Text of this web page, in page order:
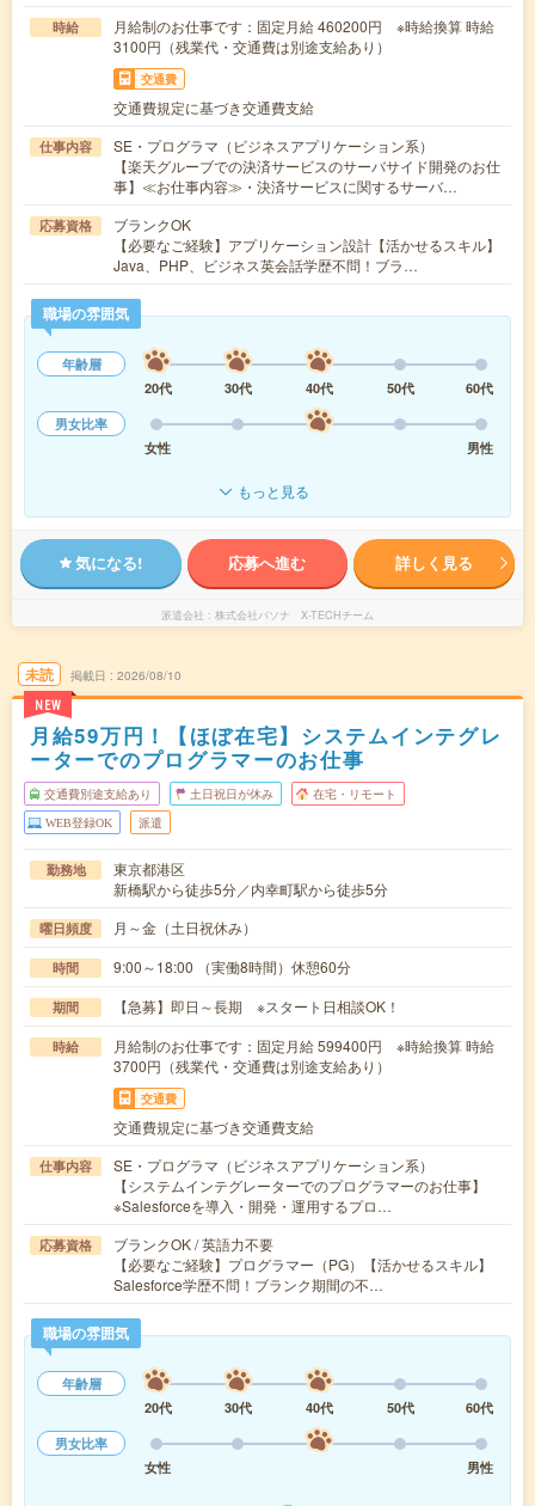
時給
月給制のお仕事です：固定月給 460200円 ※時給換算 時給
3100円（残業代・交通費は別途支給あり）
交通費
交通費規定に基づき交通費支給
仕事内容
SE・プログラマ（ビジネスアプリケーション系）
【楽天グルーブでの決済サービスのサーバサイド開発のお仕
事】≪お仕事内容≫・決済サービスに関するサーバ…
応募資格
ブランクOK
【必要なご経験】アプリケーション設計【活かせるスキル】
Java、PHP、ビジネス英会話学歴不問！ブラ…
職場の雰囲気
年齢層
20代
30代 40代 50代
60代
男女比率
女性
男性
もっと見る
気になる! 応募へ進む 詳しく見る
派遣会社 株式会社パソナ X-TECHチーム
未読
NEW
掲載日 2026/08/10
月給59万円！【ほぼ在宅】システムインテグレ
ーターでのプログラマーのお仕事
交通費別途支給あり 土日祝日が休み 在宅・リモート
WEB登録OK 派遣
勤務地
東京都港区
新橋駅から徒歩5分／内幸町駅から徒歩5分
曜日頻度 月～金（土日祝休み）
時間 9:00～18:00 （実働8時間）休憩60分
期間 【急募】即日～長期 ※スタート日相談OK！
時給
月給制のお仕事です：固定月給 599400円 ※時給換算 時給
3700円（残業代・交通費は別途支給あり）
交通費
交通費規定に基づき交通費支給
仕事内容
SE・プログラマ（ビジネスアプリケーション系）
【システムインテグレーターでのプログラマーのお仕事】
※Salesforceを導入・開発・運用するプロ…
応募資格
ブランクOK / 英語力不要
【必要なご経験】プログラマー（PG）【活かせるスキル】
Salesforce学歴不問！ブランク期間の不…
職場の雰囲気
年齢層
20代
30代 40代 50代
60代
男女比率
女性
男性